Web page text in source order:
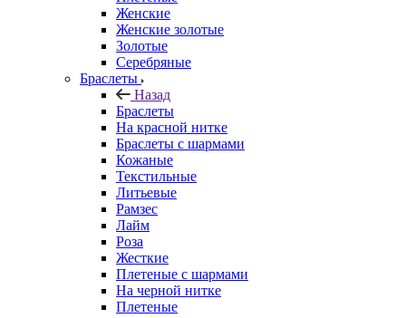
Женские
Женские золотые
Золотые
Серебряные
Браслеты
Назад
Браслеты
На красной нитке
Браслеты с шармами
Кожаные
Текстильные
Литьевые
Рамзес
Лайм
Роза
Жесткие
Плетеные с шармами
На черной нитке
Плетеные